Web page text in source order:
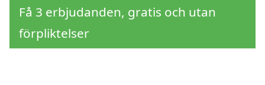
Få 3 erbjudanden, gratis och utan
förpliktelser